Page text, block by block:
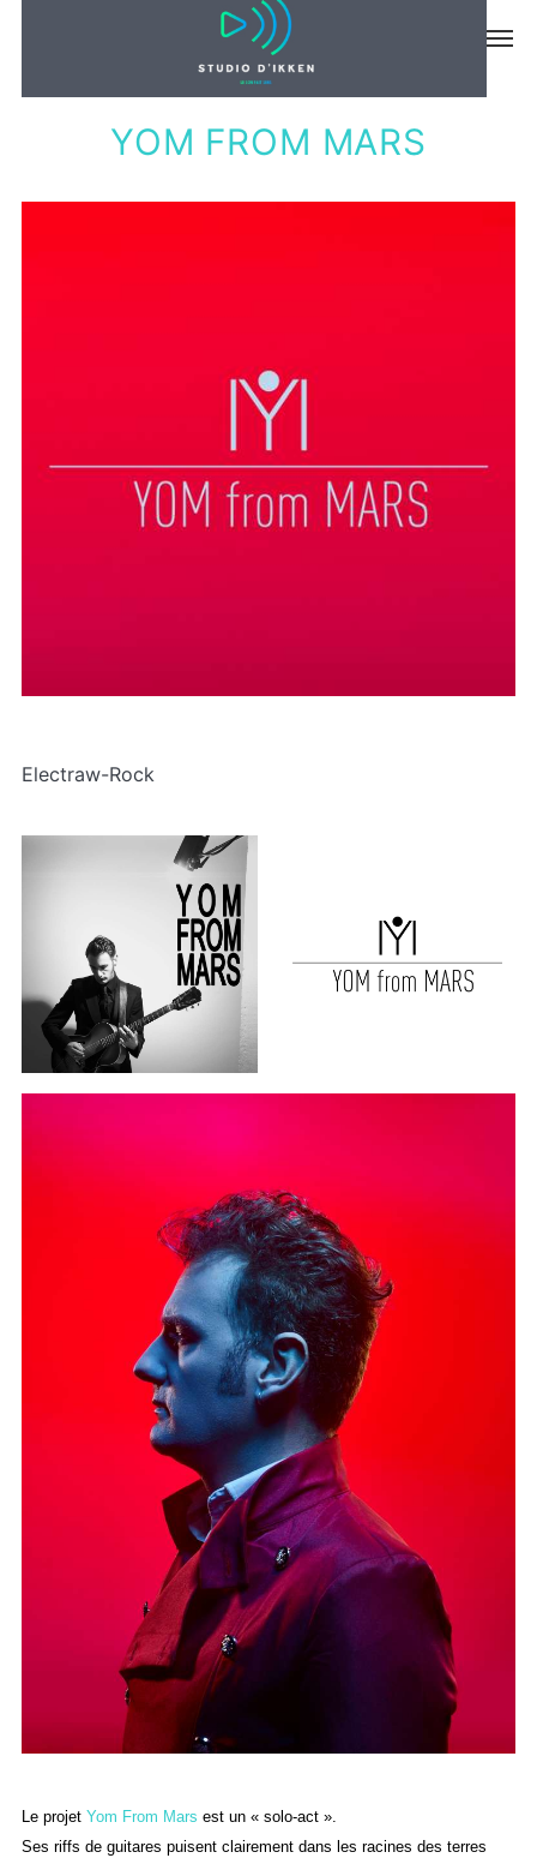
MUSIQUE
YOM FROM MARS
Electraw-Rock
Le projet Yom From Mars est un « solo-act ».
Ses riffs de guitares puisent clairement dans les racines des terres